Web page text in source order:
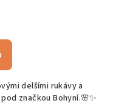
delšími rukávy a
značkou Bohyní.🌸✨